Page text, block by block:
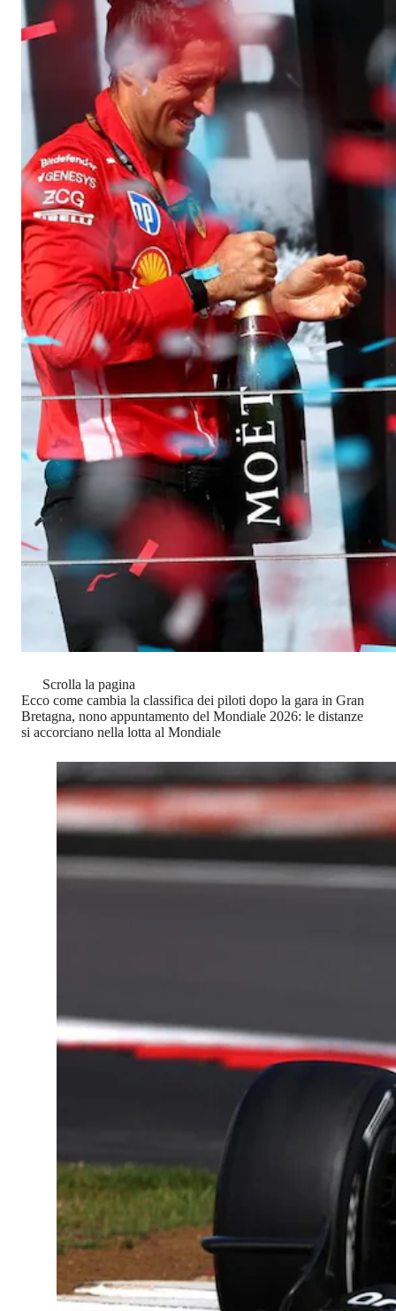
Scrolla la pagina
Ecco come cambia la classifica dei piloti dopo la gara in Gran
Bretagna, nono appuntamento del Mondiale 2026: le distanze
si accorciano nella lotta al Mondiale